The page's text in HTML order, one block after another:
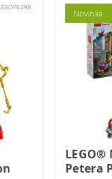
Novinka
LEGO®
Petera